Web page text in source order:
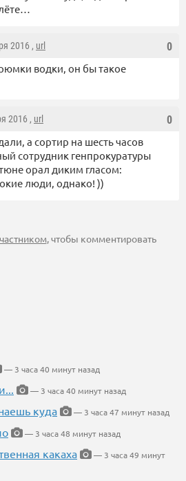
0
2016 , url
водки, он бы такое
0
2016 , url
а сортир на шесть часов
сотрудник генпрокуратуры
орал диким гласом:
люди, однако! ))
, чтобы комментировать
— 3 часа 40 минут назад
— 3 часа 40 минут назад
куда
— 3 часа 47 минут назад
— 3 часа 48 минут назад
какаха
— 3 часа 49 минут